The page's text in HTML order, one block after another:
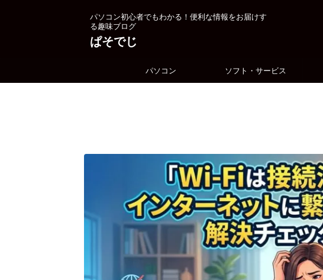
パソコン初心者でもわかる！便利な情報をお届けす
る趣味ブログ
ぱそでじ
パソコン ソフト・サービス